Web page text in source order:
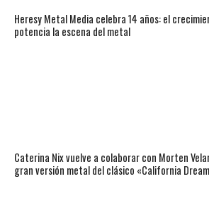
Heresy Metal Media celebra 14 años: el
potencia la escena del metal
Caterina Nix vuelve a colaborar con Morten
gran versión metal del clásico «California